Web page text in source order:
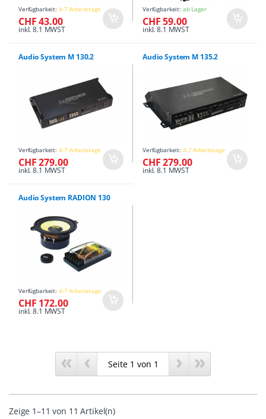
Verfügbarkeit: 4-7 Arbeitstage
CHF 43.00
inkl. 8.1 MWST
Verfügbarkeit: ab Lager
CHF 59.00
inkl. 8.1 MWST
Audio System M 130.2
Verfügbarkeit: 4-7 Arbeitstage
CHF 279.00
inkl. 8.1 MWST
Audio System M 135.2
Verfügbarkeit: 4-7 Arbeitstage
CHF 279.00
inkl. 8.1 MWST
Audio System RADION 130
Verfügbarkeit: 4-7 Arbeitstage
CHF 172.00
inkl. 8.1 MWST
« ‹ › »
Zeige 1–11 von 11 Artikel(n)